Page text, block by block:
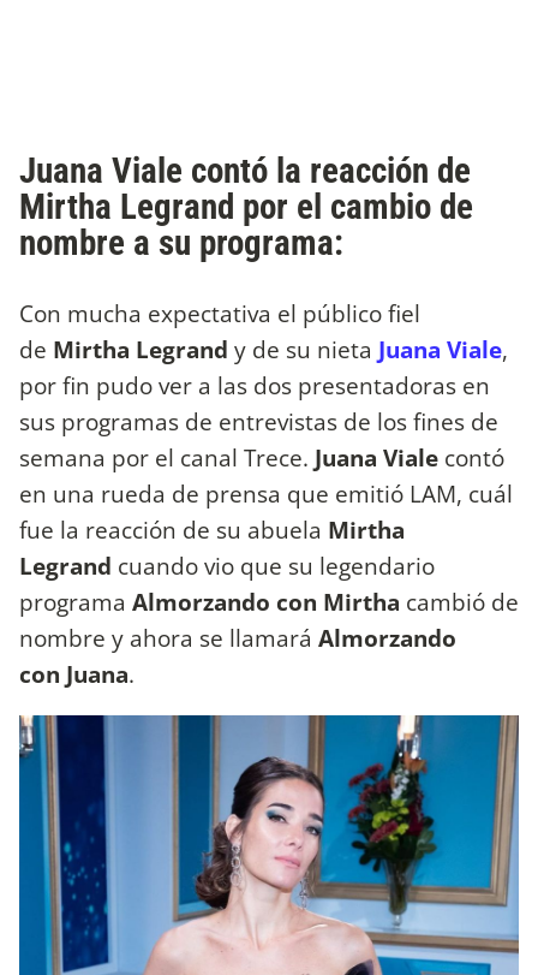
Juana Viale contó la reacción de
Mirtha Legrand por el cambio de
nombre a su programa:
Con mucha expectativa el público fiel
de Mirtha Legrand y de su nieta Juana Viale,
por fin pudo ver a las dos presentadoras en
sus programas de entrevistas de los fines de
semana por el canal Trece. Juana Viale contó
en una rueda de prensa que emitió LAM, cuál
fue la reacción de su abuela Mirtha
Legrand cuando vio que su legendario
programa Almorzando con Mirtha cambió de
nombre y ahora se llamará Almorzando
con Juana.